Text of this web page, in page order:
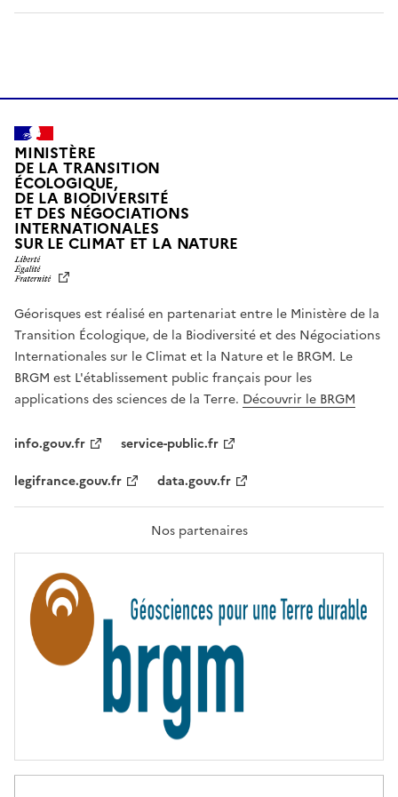
MINISTÈRE
DE LA TRANSITION
ÉCOLOGIQUE,
DE LA BIODIVERSITÉ
ET DES NÉGOCIATIONS
INTERNATIONALES
SUR LE CLIMAT ET LA NATUREL
T
É
,
É
G
A
L
F
A
T
R
T
É
Géorisques est réalisé en partenariat entre le Ministère de la
Transition Écologique, de la Biodiversité et des Négociations
Internationales sur le Climat et la Nature et le BRGM. Le
BRGM est L'établissement public français pour les
applications des sciences de la Terre. Découvrir le BRGM
info.gouv.fr
service-public.fr
legifrance.gouv.fr
data.gouv.fr
Nos partenaires